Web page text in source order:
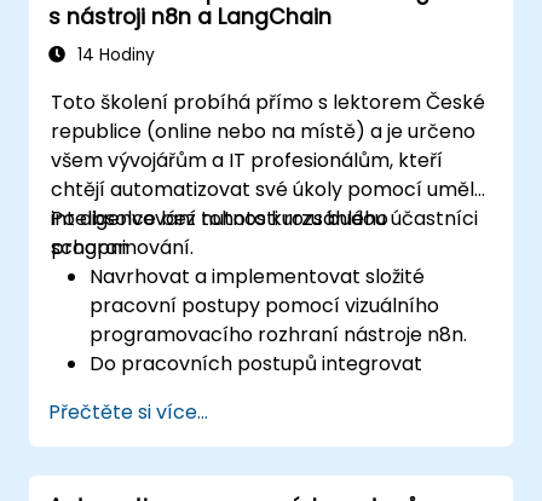
s nástroji n8n a LangChain
14 Hodiny
Toto školení probíhá přímo s lektorem České
republice (online nebo na místě) a je určeno
všem vývojářům a IT profesionálům, kteří
chtějí automatizovat své úkoly pomocí umělé
inteligence bez nutnosti rozsáhlého
programování.
Po absolvování tohoto kurzu budou účastníci
schopni:
Navrhovat a implementovat složité
pracovní postupy pomocí vizuálního
programovacího rozhraní nástroje n8n.
Do pracovních postupů integrovat
LangChain.
Vytvářet vlastní chatboty a virtuální
asistenty pro různé účely.
Přečtěte si více...